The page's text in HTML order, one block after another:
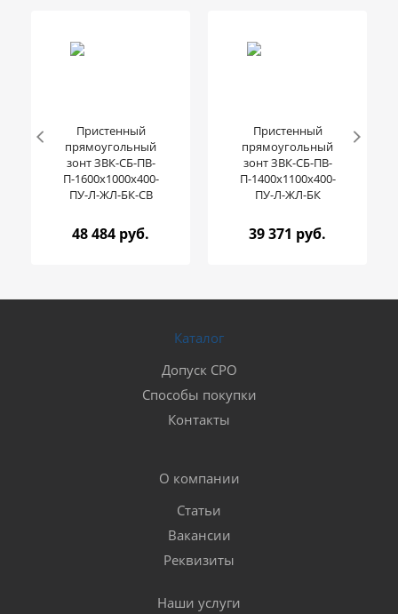
Пристенный
прямоугольный
зонт ЗВК-СБ-ПВ-
П-1600x1000x400-
ПУ-Л-ЖЛ-БК-CB
48 484 руб.
Пристенный
прямоугольный
зонт ЗВК-СБ-ПВ-
П-1400x1100x400-
ПУ-Л-ЖЛ-БК
39 371 руб.
Каталог
Допуск СРО
Способы покупки
Контакты
О компании
Статьи
Вакансии
Реквизиты
Наши услуги